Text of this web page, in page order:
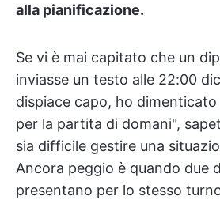
alla pianificazione.
Se vi è mai capitato che un
inviasse un testo alle 22:00
dispiace capo, ho
per la partita di domani",
sia difficile gestire una
Ancora peggio è quando due
presentano per lo stesso